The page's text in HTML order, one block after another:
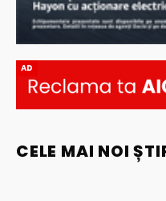
AD
CELE MAI NOI